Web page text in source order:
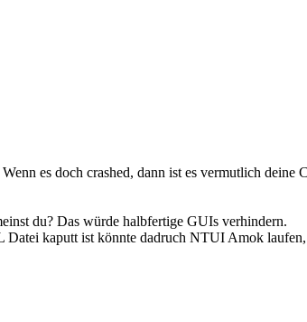
es doch crashed, dann ist es vermutlich
du? Das würde halbfertige GUIs verhindern.
kaputt ist könnte dadruch NTUI Amok